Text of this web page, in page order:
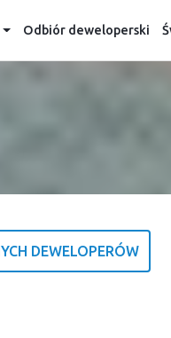
Odbiór deweloperski
DEWELOPERÓW